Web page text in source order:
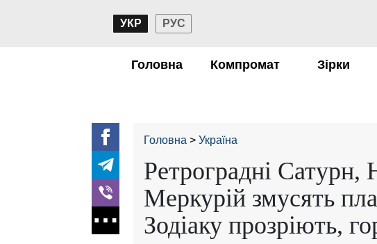
УКР РУС
Головна Компромат Зірки
Головна Україна
Ретроградні Сатурн,
Меркурій змусять
Зодіаку прозріють,